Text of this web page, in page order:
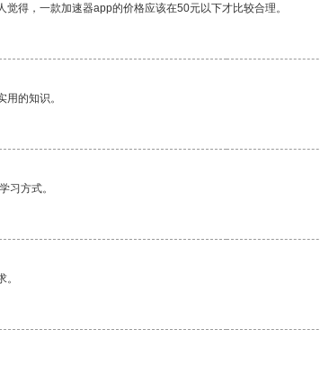
得，一款加速器app的价格应该在50元以下才比较合理。
的知识。
习方式。